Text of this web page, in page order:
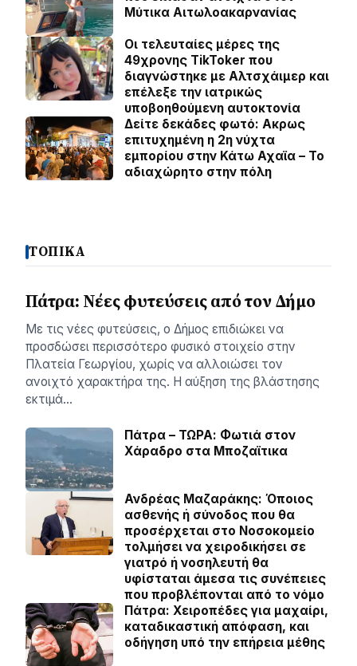
Μύτικα Αιτωλοακαρνανίας
Οι τελευταίες μέρες της
49χρονης TikToker που
διαγνώστηκε με Αλτσχάιμερ και
επέλεξε την ιατρικώς
υποβοηθούμενη αυτοκτονία
Δείτε δεκάδες φωτό: Ακρως
επιτυχημένη η 2η νύχτα
εμπορίου στην Κάτω Αχαϊα – Το
αδιαχώρητο στην πόλη
ΤΟΠΙΚΑ
Πάτρα: Νέες φυτεύσεις από τον Δήμο
Με τις νέες φυτεύσεις, ο Δήμος επιδιώκει να
προσδώσει περισσότερο φυσικό στοιχείο στην
Πλατεία Γεωργίου, χωρίς να αλλοιώσει τον
ανοιχτό χαρακτήρα της. Η αύξηση της βλάστησης
εκτιμά…
Πάτρα – ΤΩΡΑ: Φωτιά στον
Χάραδρο στα Μποζαϊτικα
Ανδρέας Μαζαράκης: Όποιος
ασθενής ή σύνοδος που θα
προσέρχεται στο Νοσοκομείο
τολμήσει να χειροδικήσει σε
γιατρό ή νοσηλευτή θα
υφίσταται άμεσα τις συνέπειες
που προβλέπονται από το νόμο
Πάτρα: Χειροπέδες για μαχαίρι,
καταδικαστική απόφαση, και
οδήγηση υπό την επήρεια μέθης